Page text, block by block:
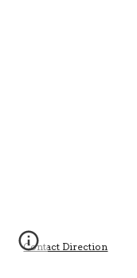
Contact Direction